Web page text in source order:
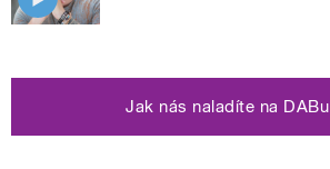
Jak nás naladíte na DABu